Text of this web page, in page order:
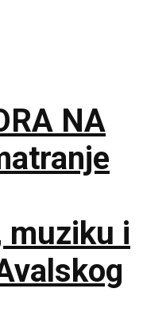
NA
muziku i